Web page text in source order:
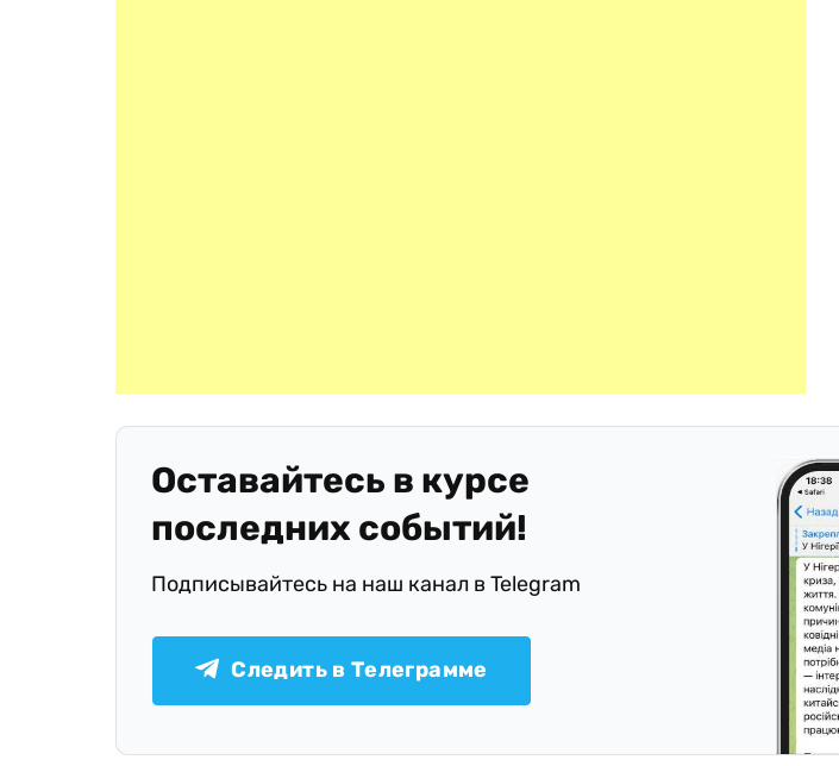
Оставайтесь в курсе
последних событий!
Подписывайтесь на наш канал в Telegram
Следить в Телеграмме